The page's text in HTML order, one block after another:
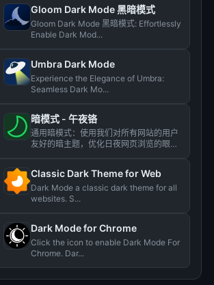
Gloom Dark Mode 黑暗模式
Gloom Dark Mode 黑暗模式: Effortlessly
Enable Dark Mod...
Umbra Dark Mode
Experience the Elegance of Umbra:
Seamless Dark Mo...
暗模式 - 午夜铬
通用暗模式：使用我们对所有网站的用户
友好的暗主题，优化日夜网页浏览的眼睛
Classic Dark Theme for Web
Dark Mode a classic dark theme for all
websites. S...
Dark Mode for Chrome
Click the icon to enable Dark Mode For
Chrome. Dar...